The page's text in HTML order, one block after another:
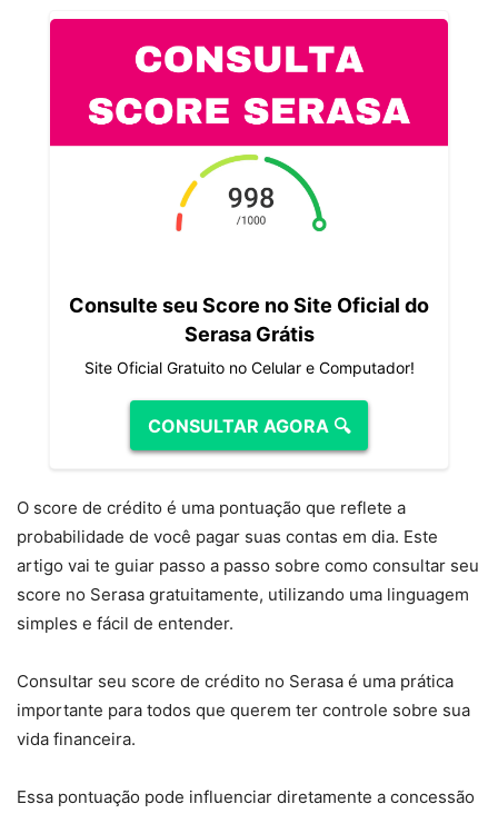
Consulte seu Score no Site Oficial do
Serasa Grátis
Site Oficial Gratuito no Celular e Computador!
CONSULTAR AGORA 🔍
O score de crédito é uma pontuação que reflete a
probabilidade de você pagar suas contas em dia. Este
artigo vai te guiar passo a passo sobre como consultar seu
score no Serasa gratuitamente, utilizando uma linguagem
simples e fácil de entender.
Consultar seu score de crédito no Serasa é uma prática
importante para todos que querem ter controle sobre sua
vida financeira.
Essa pontuação pode influenciar diretamente a concessão